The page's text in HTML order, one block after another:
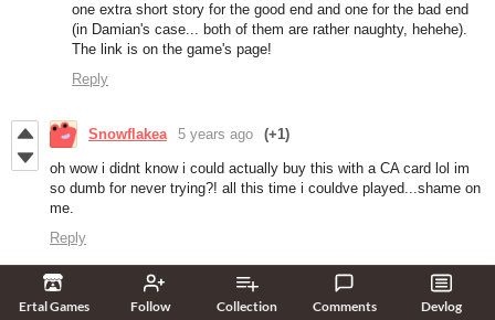
Ertal Games Follow Collection Comments Devlog
one extra short story for the good end and one for the bad end
(in Damian's case... both of them are rather naughty, hehehe).
The link is on the game's page!
Reply
Snowflakea 5 years ago (+1)
oh wow i didnt know i could actually buy this with a CA card lol im
so dumb for never trying?! all this time i couldve played...shame on
me.
Reply
Deleted post
5 years ago